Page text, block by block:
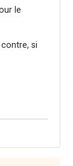
le
si